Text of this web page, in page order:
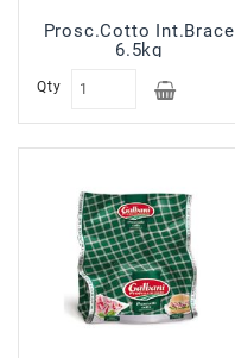
Banco
Prodotti
Esaurimento
Prosc.Cotto Int.Brace
6.5kg
Qty